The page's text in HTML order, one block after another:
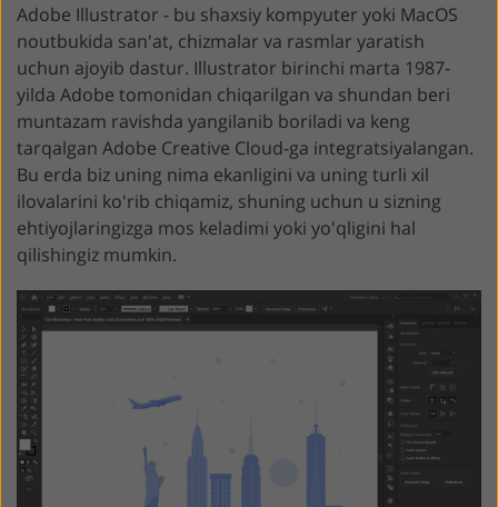
Adobe Illustrator - bu shaxsiy kompyuter yoki MacOS
noutbukida san'at, chizmalar va rasmlar yaratish
uchun ajoyib dastur. Illustrator birinchi marta 1987-
yilda Adobe tomonidan chiqarilgan va shundan beri
muntazam ravishda yangilanib boriladi va keng
tarqalgan Adobe Creative Cloud-ga integratsiyalangan.
Bu erda biz uning nima ekanligini va uning turli xil
ilovalarini ko'rib chiqamiz, shuning uchun u sizning
ehtiyojlaringizga mos keladimi yoki yo'qligini hal
qilishingiz mumkin.